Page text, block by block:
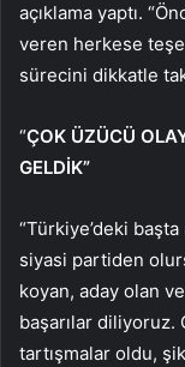
açıklama yaptı.
veren herkese
sürecini dikkatle
“ÇOK ÜZÜCÜ
GELDİK”
“Türkiye’deki
siyasi partiden
koyan, aday olan
başarılar
tartışmalar oldu,